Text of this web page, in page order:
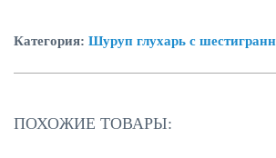
Категория: Шуруп глухарь с
ПОХОЖИЕ ТОВАРЫ: